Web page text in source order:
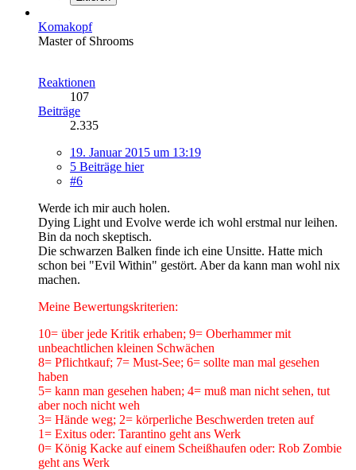
Komakopf
Master of Shrooms
Reaktionen
107
Beiträge
2.335
19. Januar 2015 um 13:19
5 Beiträge hier
#6
Werde ich mir auch holen.
Dying Light und Evolve werde ich wohl erstmal nur leihen.
Bin da noch skeptisch.
Die schwarzen Balken finde ich eine Unsitte. Hatte mich
schon bei "Evil Within" gestört. Aber da kann man wohl nix
machen.
Meine Bewertungskriterien:
10= über jede Kritik erhaben; 9= Oberhammer mit
unbeachtlichen kleinen Schwächen
8= Pflichtkauf; 7= Must-See; 6= sollte man mal gesehen
haben
5= kann man gesehen haben; 4= muß man nicht sehen, tut
aber noch nicht weh
3= Hände weg; 2= körperliche Beschwerden treten auf
1= Exitus oder: Tarantino geht ans Werk
0= König Kacke auf einem Scheißhaufen oder: Rob Zombie
geht ans Werk